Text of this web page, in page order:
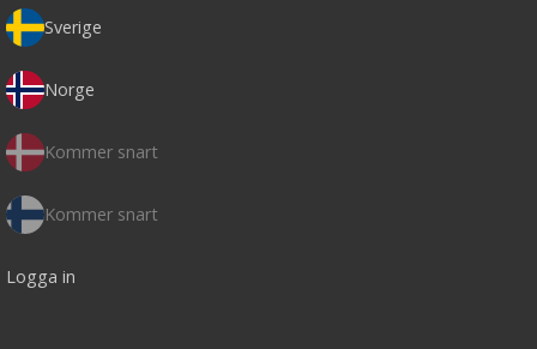
Sverige
Norge
Kommer snart
Kommer snart
Logga in